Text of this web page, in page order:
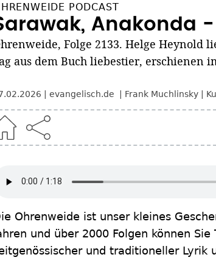
PODCAST
Anakonda
Folge 2133. Helge Heynold
aus dem Buch liebestier, erschienen
evangelisch.de Frank Muchlinsky
Ohrenweide ist unser kleines
und über 2000 Folgen können
und traditioneller Lyrik